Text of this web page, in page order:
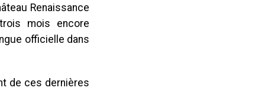
Renaissance
mois encore
officielle dans
de ces dernières